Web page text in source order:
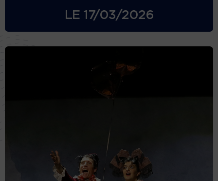
LE 17/03/2026